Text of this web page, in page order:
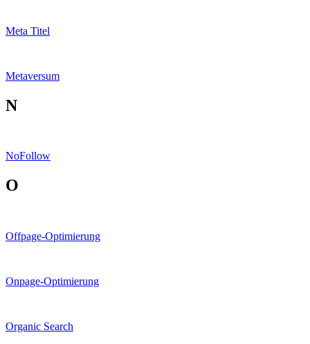
Meta Titel
Metaversum
N
NoFollow
O
Offpage-Optimierung
Onpage-Optimierung
Organic Search